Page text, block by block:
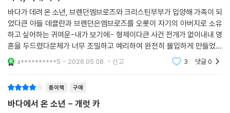
을 기억할 수 없다. 그래서 이 소설은, 당신의 인생 한 장면을 바꾼다. 읽고
난 뒤에도 이 이야기가 오래 남는 이유가 바로 여기에 있다.
단번에 고전이 될 법한 작품이다. 크고 넉넉한 심장을 지닌, 장인적인 소설.
이 책을 모든 이의 손에 쥐여주고 싶다.
_더 북셀러 ‘이달의 책’ 선정평
바다가 데려 온 소년, 브렌던엠브로즈와 크리스틴부부가 입양해 가족이 되
었다큰 아들 데클란과 브렌던은엠브로즈를 오롯이 자기의 아버지로 소유
하고 싶어하는 귀여운-내가 보기에- 형제이다큰 사건 전개가 없이내내 영
혼을 두드렸다문체가 너무 조밀하고 예리하여 완전히 몰입하게 만들었다
p326 우리는 죽음을 알았다....비밀스러운 과정이 아니었다...그럼에도 정
작 접촉하는 순간에는
a**********5 2026.05.08. 신고 3 댓글0
종이책 구매
바다에서 온 소년 - 개럿 카